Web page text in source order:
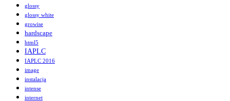
glossy
glossy white
growise
hardscape
html5
IAPLC
IAPLC 2016
image
instalacja
intense
internet